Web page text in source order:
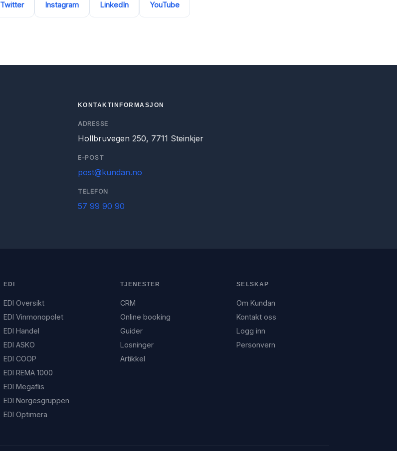
Twitter Instagram LinkedIn YouTube
KONTAKTINFORMASJON
ADRESSE
Hollbruvegen 250, 7711 Steinkjer
E-POST
post@kundan.no
TELEFON
57 99 90 90
EDI
EDI Oversikt
EDI Vinmonopolet
EDI Handel
EDI ASKO
EDI COOP
EDI REMA 1000
EDI Megaflis
EDI Norgesgruppen
EDI Optimera
TJENESTER
CRM
Online booking
Guider
Losninger
Artikkel
SELSKAP
Om Kundan
Kontakt oss
Logg inn
Personvern